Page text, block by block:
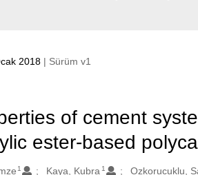
2018 | Sürüm v1
of cement
ester-based
1 Kaya, Kubra 1 Ozkorucuklu,